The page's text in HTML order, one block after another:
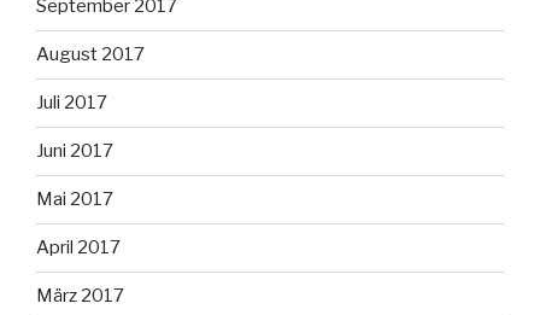
September 2017
August 2017
Juli 2017
Juni 2017
Mai 2017
April 2017
März 2017